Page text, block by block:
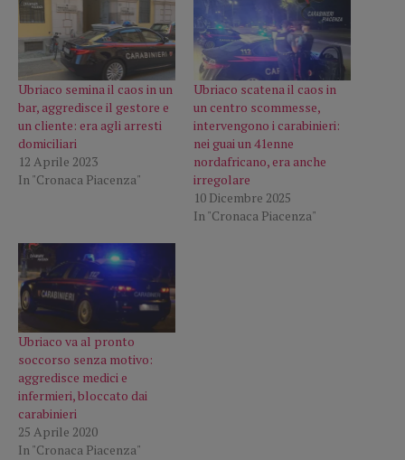
Ubriaco semina il caos in un
bar, aggredisce il gestore e
un cliente: era agli arresti
domiciliari
12 Aprile 2023
In "Cronaca Piacenza"
Ubriaco scatena il caos in
un centro scommesse,
intervengono i carabinieri:
nei guai un 41enne
nordafricano, era anche
irregolare
10 Dicembre 2025
In "Cronaca Piacenza"
Ubriaco va al pronto
soccorso senza motivo:
aggredisce medici e
infermieri, bloccato dai
carabinieri
25 Aprile 2020
In "Cronaca Piacenza"